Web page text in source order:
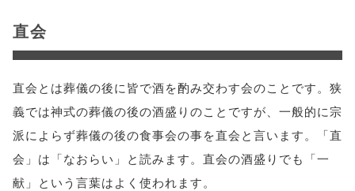
直会
直会とは葬儀の後に皆で酒を酌み交わす会のことです。狭
義では神式の葬儀の後の酒盛りのことですが、一般的に宗
派によらず葬儀の後の食事会の事を直会と言います。「直
会」は「なおらい」と読みます。直会の酒盛りでも「一
献」という言葉はよく使われます。